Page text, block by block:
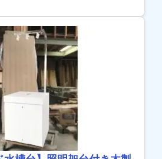
アガラスを使用していま